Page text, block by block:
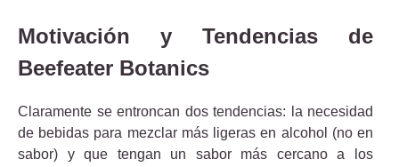
Motivación y Tendencias de
Beefeater Botanics
Claramente se entroncan dos tendencias: la necesidad
de bebidas para mezclar más ligeras en alcohol (no en
sabor) y que tengan un sabor más cercano a los